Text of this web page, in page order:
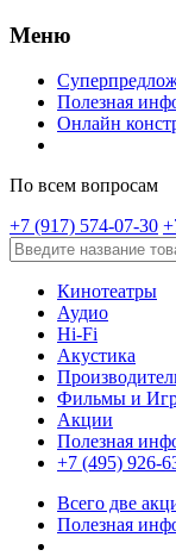
Меню
Полезная
Онлайн
По всем вопросам
+7 (917) 574-07-30
Кинотеатры
Аудио
Hi-Fi
Акустика
Фильмы и
Акции
Полезная
+7 (495) 926-
Всего две
Полезная